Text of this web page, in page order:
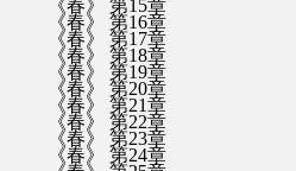
《春》 第15章
《春》 第16章
《春》 第17章
《春》 第18章
《春》 第19章
《春》 第20章
《春》 第21章
《春》 第22章
《春》 第23章
《春》 第24章